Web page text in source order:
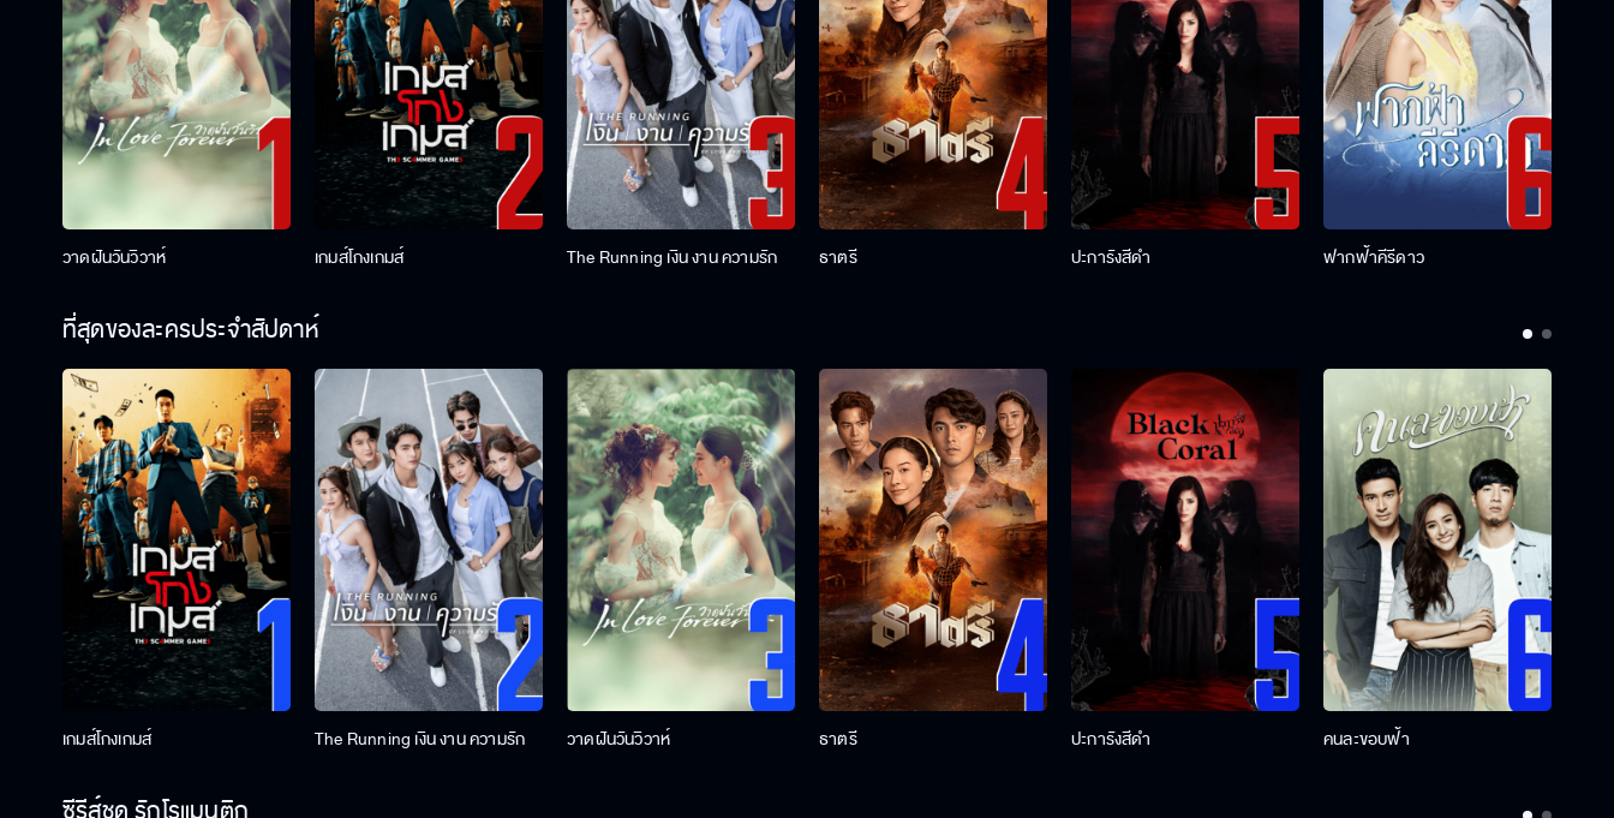
วาดฝันวันวิวาห์ เกมส์โกงเกมส์ The Running เงิน งาน ความรัก ธาตรี ปะการังสีดำ ฟากฟ้าคีรีดาว
ที่สุดของละครประจำสัปดาห์
เกมส์โกงเกมส์ The Running เงิน งาน ความรัก วาดฝันวันวิวาห์ ธาตรี ปะการังสีดำ คนละขอบฟ้า